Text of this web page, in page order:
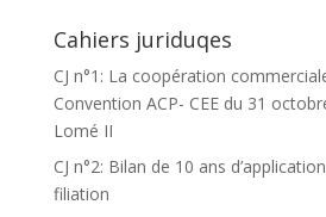
Cahiers juriduqes
CJ n°1: La coopération
Convention ACP- CEE du 31
Lomé II
CJ n°2: Bilan de 10 ans
filiation